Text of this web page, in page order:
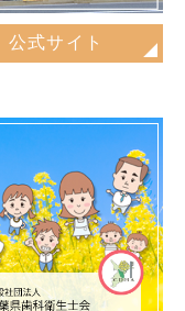
公式サイト